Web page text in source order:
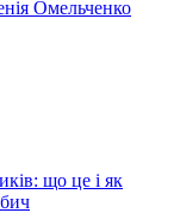
Омельченко
що це і як